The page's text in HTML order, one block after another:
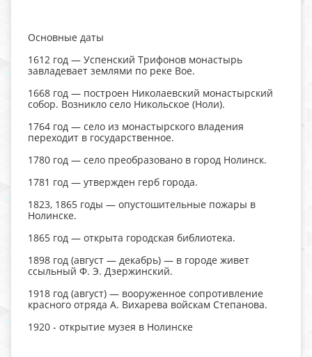
Основные даты
1612 год — Успенский Трифонов монастырь
завладевает землями по реке Вое.
1668 год — построен Николаевский монастырский
собор. Возникло село Никольское (Ноли).
1764 год — село из монастырского владения
переходит в государственное.
1780 год — село преобразовано в город Нолинск.
1781 год — утвержден герб города.
1823, 1865 годы — опустошительные пожары в
Нолинске.
1865 год — открыта городская библиотека.
1898 год (август — декабрь) — в городе живет
ссыльный Ф. Э. Дзержинский.
1918 год (август) — вооруженное сопротивление
красного отряда А. Вихарева войскам Степанова.
1920 - открытие музея в Нолинске